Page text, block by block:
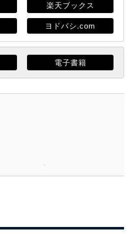
楽天ブックス
ヨドバシ.com
電子書籍